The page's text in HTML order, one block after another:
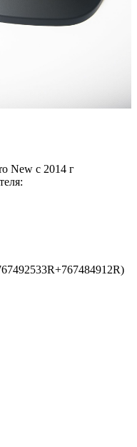
New с 2014 г